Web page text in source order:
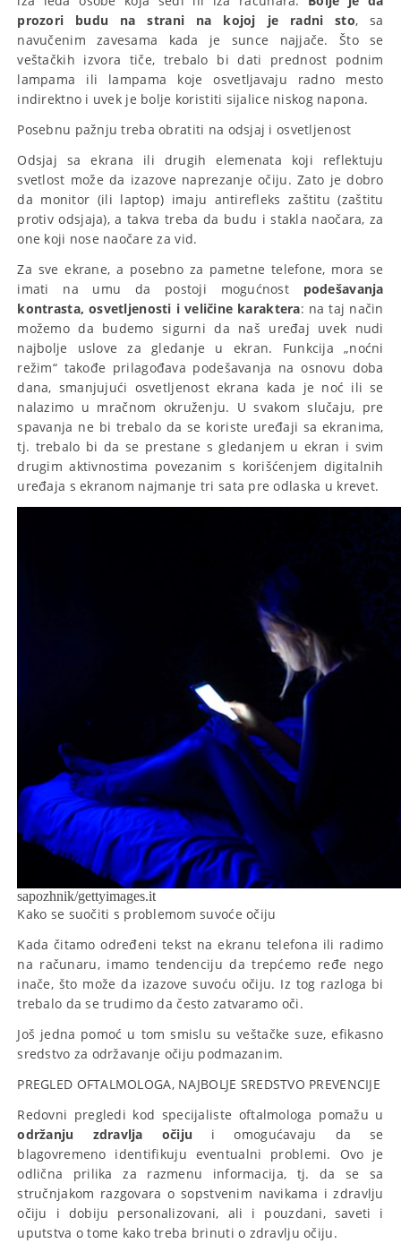
prozori budu na strani na kojoj je radni sto, sa
navučenim zavesama kada je sunce najjače. Što se
veštačkih izvora tiče, trebalo bi dati prednost podnim
lampama ili lampama koje osvetljavaju radno mesto
indirektno i uvek je bolje koristiti sijalice niskog napona.
Posebnu pažnju treba obratiti na odsjaj i osvetljenost
Odsjaj sa ekrana ili drugih elemenata koji reflektuju
svetlost može da izazove naprezanje očiju. Zato je dobro
da monitor (ili laptop) imaju antirefleks zaštitu (zaštitu
protiv odsjaja), a takva treba da budu i stakla naočara, za
one koji nose naočare za vid.
Za sve ekrane, a posebno za pametne telefone, mora se
imati na umu da postoji mogućnost podešavanja
kontrasta, osvetljenosti i veličine karaktera: na taj način
možemo da budemo sigurni da naš uređaj uvek nudi
najbolje uslove za gledanje u ekran. Funkcija „noćni
režim“ takođe prilagođava podešavanja na osnovu doba
dana, smanjujući osvetljenost ekrana kada je noć ili se
nalazimo u mračnom okruženju. U svakom slučaju, pre
spavanja ne bi trebalo da se koriste uređaji sa ekranima,
tj. trebalo bi da se prestane s gledanjem u ekran i svim
drugim aktivnostima povezanim s korišćenjem digitalnih
uređaja s ekranom najmanje tri sata pre odlaska u krevet.
sapozhnik/gettyimages.it
Kako se suočiti s problemom suvoće očiju
Kada čitamo određeni tekst na ekranu telefona ili radimo
na računaru, imamo tendenciju da trepćemo ređe nego
inače, što može da izazove suvoću očiju. Iz tog razloga bi
trebalo da se trudimo da često zatvaramo oči.
Još jedna pomoć u tom smislu su veštačke suze, efikasno
sredstvo za održavanje očiju podmazanim.
PREGLED OFTALMOLOGA, NAJBOLJE SREDSTVO PREVENCIJE
Redovni pregledi kod specijaliste oftalmologa pomažu u
održanju zdravlja očiju i omogućavaju da se
blagovremeno identifikuju eventualni problemi. Ovo je
odlična prilika za razmenu informacija, tj. da se sa
stručnjakom razgovara o sopstvenim navikama i zdravlju
očiju i dobiju personalizovani, ali i pouzdani, saveti i
uputstva o tome kako treba brinuti o zdravlju očiju.